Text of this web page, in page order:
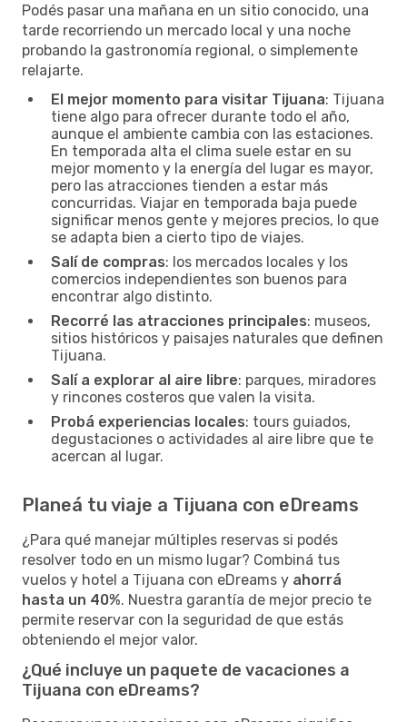
Podés pasar una mañana en un sitio conocido, una
tarde recorriendo un mercado local y una noche
probando la gastronomía regional, o simplemente
relajarte.
El mejor momento para visitar Tijuana: Tijuana
tiene algo para ofrecer durante todo el año,
aunque el ambiente cambia con las estaciones.
En temporada alta el clima suele estar en su
mejor momento y la energía del lugar es mayor,
pero las atracciones tienden a estar más
concurridas. Viajar en temporada baja puede
significar menos gente y mejores precios, lo que
se adapta bien a cierto tipo de viajes.
Salí de compras: los mercados locales y los
comercios independientes son buenos para
encontrar algo distinto.
Recorré las atracciones principales: museos,
sitios históricos y paisajes naturales que definen
Tijuana.
Salí a explorar al aire libre: parques, miradores
y rincones costeros que valen la visita.
Probá experiencias locales: tours guiados,
degustaciones o actividades al aire libre que te
acercan al lugar.
Planeá tu viaje a Tijuana con eDreams
¿Para qué manejar múltiples reservas si podés
resolver todo en un mismo lugar? Combiná tus
vuelos y hotel a Tijuana con eDreams y ahorrá
hasta un 40%. Nuestra garantía de mejor precio te
permite reservar con la seguridad de que estás
obteniendo el mejor valor.
¿Qué incluye un paquete de vacaciones a
Tijuana con eDreams?